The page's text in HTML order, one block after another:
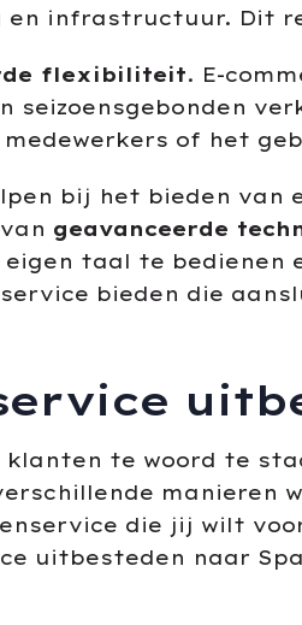
en infrastructuur. Dit
flexibiliteit. E-
of het
bij het bieden van
geavanceerde
taal te bedienen
bieden die
te woord te
manieren
die jij wilt
uitbesteden naar